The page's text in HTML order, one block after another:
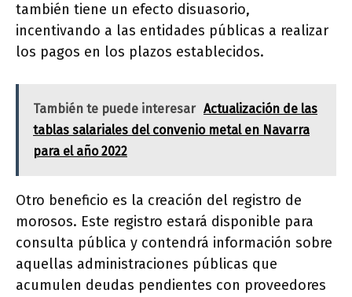
también tiene un efecto disuasorio,
incentivando a las entidades públicas a realizar
los pagos en los plazos establecidos.
También te puede interesar Actualización de las
tablas salariales del convenio metal en Navarra
para el año 2022
Otro beneficio es la creación del registro de
morosos. Este registro estará disponible para
consulta pública y contendrá información sobre
aquellas administraciones públicas que
acumulen deudas pendientes con proveedores